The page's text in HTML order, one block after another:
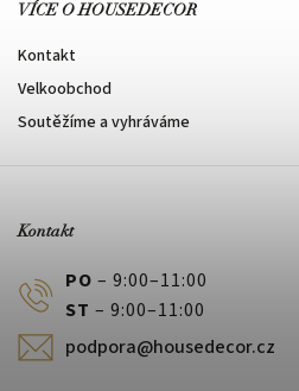
VÍCE O HOUSEDECOR
Kontakt
Velkoobchod
Soutěžíme a vyhráváme
Kontakt
PO – 9:00–11:00
ST – 9:00–11:00
podpora@housedecor.cz